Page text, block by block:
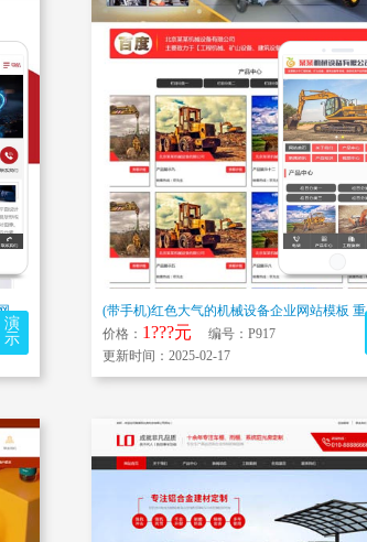
(带手机)广告平面设计网站模板 广告主题企业网站源码下载
演
示
价格： 1???元
编号：P917
更新时间：2025-02-17